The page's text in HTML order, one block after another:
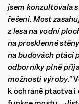
jsem konzultovala
řešení. Most
z lesa na vodní
na prosklenné
na budovách ptáci
odborníky plně
možnosti výroby.“
k ochraně ptactva